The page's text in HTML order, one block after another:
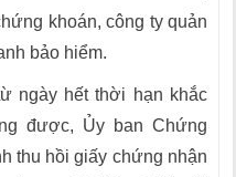
khoán, công ty quản
bảo hiểm.
ngày hết thời hạn khắc
được, Ủy ban Chứng
thu hồi giấy chứng nhận